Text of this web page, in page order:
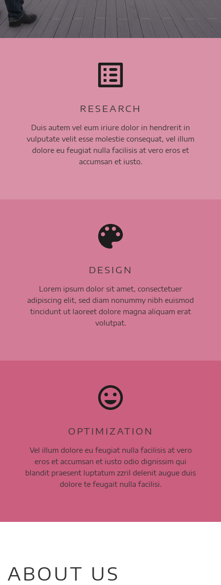
RESEARCH
Duis autem vel eum iriure dolor in hendrerit in
vulputate velit esse molestie consequat, vel illum
dolore eu feugiat nulla facilisis at vero eros et
accumsan et iusto.
DESIGN
Lorem ipsum dolor sit amet, consectetuer
adipiscing elit, sed diam nonummy nibh euismod
tincidunt ut laoreet dolore magna aliquam erat
volutpat.
OPTIMIZATION
Vel illum dolore eu feugiat nulla facilisis at vero
eros et accumsan et iusto odio dignissim qui
blandit praesent luptatum zzril delenit augue duis
dolore te feugait nulla facilisi.
ABOUT US